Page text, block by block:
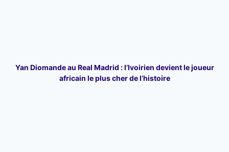
Yan Diomande au Real Madrid : l’Ivoirien devient le joueur
africain le plus cher de l’histoire